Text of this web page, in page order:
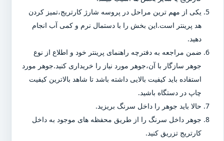
یکی از مهم ترین مراحل در پروسه شارژ کارتریج،تمیز کردن
هد پرینتر است.این بخش را با دستمال نرم و کمی آب انجام
دهید.
ضمن مراجعه به دفترچه راهنمای پرینتر خود و اطلاع از نوع
جوهر سازگار با آن،جوهر مورد نیاز را خریداری کنید.جوهر مورد
استفاده باید کیفیت بالایی داشته باشد تا شاهد بالاترین کیفیت
چاپ در دستگاه باشید.
حالا باید جوهر را داخل سرنگ بریزید.
جوهر داخل سرنگ را از طریق محفظه های موجود به داخل
کارتریج تزریق کنید.